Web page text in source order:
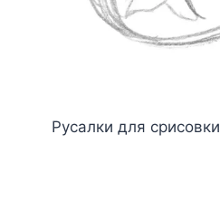
Русалки для срисовки